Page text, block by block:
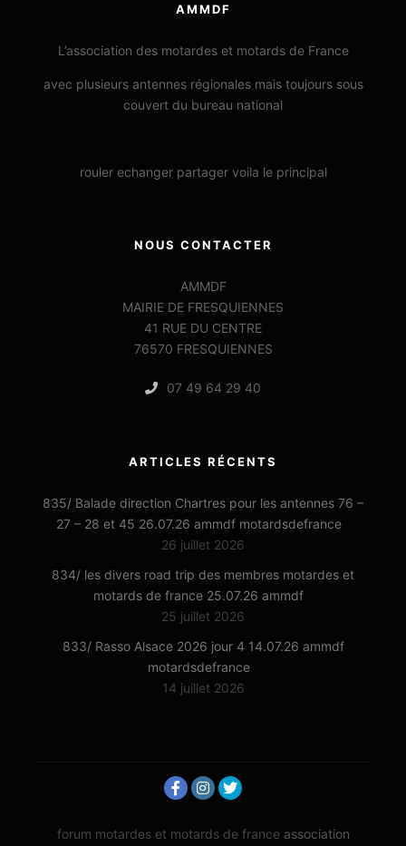
AMMDF
L’association des motardes et motards de France
avec plusieurs antennes régionales mais toujours sous
couvert du bureau national
rouler echanger partager voila le principal
NOUS CONTACTER
AMMDF
MAIRIE DE FRESQUIENNES
41 RUE DU CENTRE
76570 FRESQUIENNES
07 49 64 29 40
ARTICLES RÉCENTS
835/ Balade direction Chartres pour les antennes 76 –
27 – 28 et 45 26.07.26 ammdf motardsdefrance
26 juillet 2026
834/ les divers road trip des membres motardes et
motards de france 25.07.26 ammdf
25 juillet 2026
833/ Rasso Alsace 2026 jour 4 14.07.26 ammdf
motardsdefrance
14 juillet 2026
forum motardes et motards de france association